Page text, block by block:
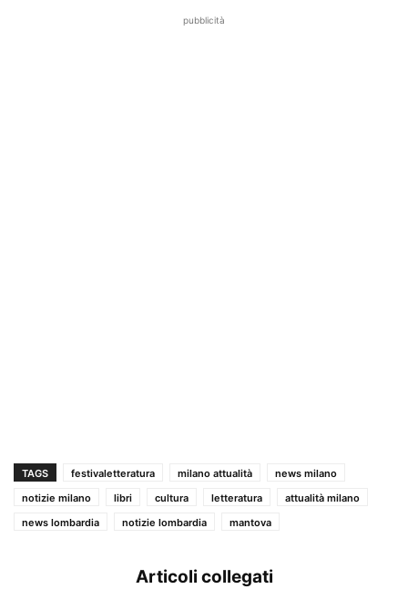
pubblicità
TAGS festivaletteratura milano attualità
news milano
notizie milano
libri cultura letteratura
attualità milano
news lombardia
notizie lombardia mantova
Articoli collegati